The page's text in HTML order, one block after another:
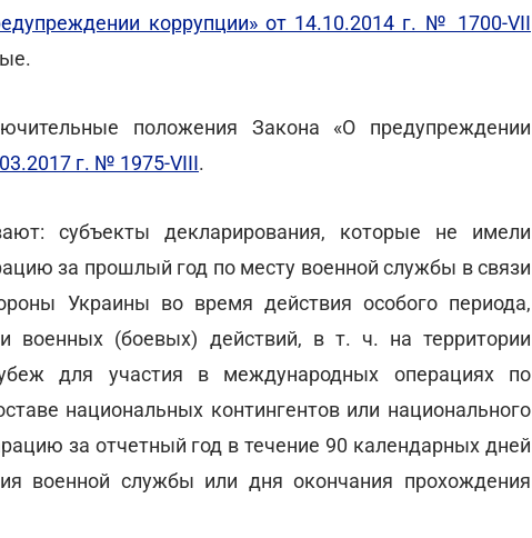
коррупции» от 14.10.2014 г. № 1700-VII
положения Закона «О предупреждении
г. № 1975-VIII.
субъекты декларирования, которые не имели
за прошлый год по месту военной службы в связи
Украины во время действия особого периода,
военных (боевых) действий, в т. ч. на территории
для участия в международных операциях по
национальных контингентов или национального
за отчетный год в течение 90 календарных дней
военной службы или дня окончания прохождения